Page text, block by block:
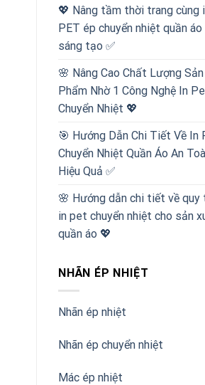
💖 Nâng tầm thời trang cùng
PET ép chuyển nhiệt quần áo
sáng tạo ✅
🌸 Nâng Cao Chất Lượng Sản
Phẩm Nhờ 1 Công Nghệ In
Chuyển Nhiệt 💖
🎯 Hướng Dẫn Chi Tiết Về In
Chuyển Nhiệt Quần Áo An
Hiệu Quả ✅
🌸 Hướng dẫn chi tiết về quy
in pet chuyển nhiệt cho sản
quần áo 💖
NHÃN ÉP NHIỆT
Nhãn ép nhiệt
Nhãn ép chuyển nhiệt
Mác ép nhiệt